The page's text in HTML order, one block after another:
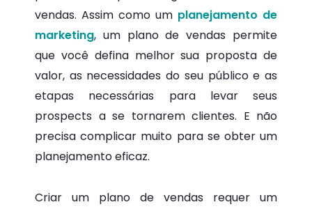
vendas. Assim como um planejamento de
marketing, um plano de vendas permite
que você defina melhor sua proposta de
valor, as necessidades do seu público e as
etapas necessárias para levar seus
prospects a se tornarem clientes. E não
precisa complicar muito para se obter um
planejamento eficaz.
Criar um plano de vendas requer um